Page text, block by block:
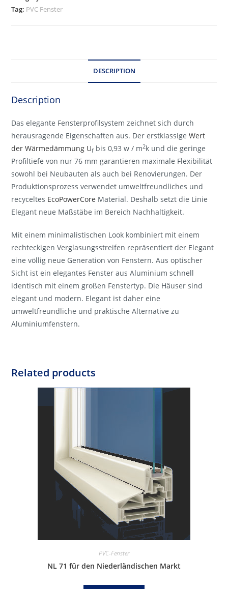
Tag: PVC Fenster
DESCRIPTION
Description
Das elegante Fensterprofilsystem zeichnet sich durch
herausragende Eigenschaften aus. Der erstklassigeWert
der Wärmedämmung Uf bis 0,93 w / m2k und die geringe
Profiltiefe von nur 76 mm garantieren maximale Flexibilität
sowohl bei Neubauten als auch bei Renovierungen. Der
Produktionsprozess verwendet umweltfreundliches und
recyceltes EcoPowerCore Material. Deshalb setzt die Linie
Elegant neue Maßstäbe im Bereich Nachhaltigkeit.
Mit einem minimalistischen Look kombiniert mit einem
rechteckigen Verglasungsstreifen repräsentiert der Elegant
eine völlig neue Generation von Fenstern. Aus optischer
Sicht ist ein elegantes Fenster aus Aluminium schnell
identisch mit einem großen Fenstertyp. Die Häuser sind
elegant und modern. Elegant ist daher eine
umweltfreundliche und praktische Alternative zu
Aluminiumfenstern.
Related products
PVC-Fenster
NL 71 für den Niederländischen Markt